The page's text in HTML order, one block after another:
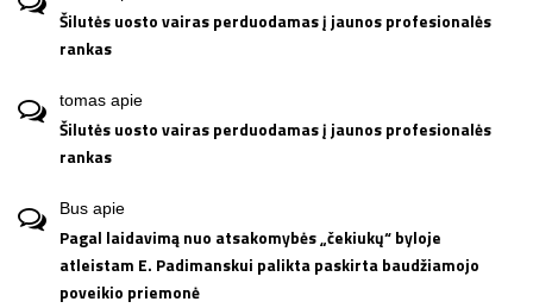
Šilutės uosto vairas perduodamas į jaunos profesionalės
rankas
tomas apie
Šilutės uosto vairas perduodamas į jaunos profesionalės
rankas
Bus apie
Pagal laidavimą nuo atsakomybės „čekiukų“ byloje
atleistam E. Padimanskui palikta paskirta baudžiamojo
poveikio priemonė